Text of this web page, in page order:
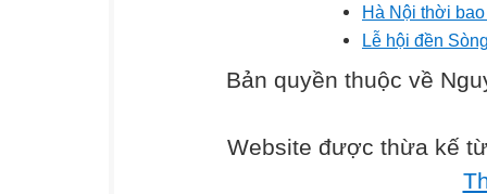
Hà Nội thời
Lễ hội đền
Bản quyền thuộc về
Website được thừa kế